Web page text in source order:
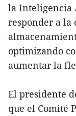
la Inteligencia
responder a la
optimizando
aumentar la
El presidente
que el Comité